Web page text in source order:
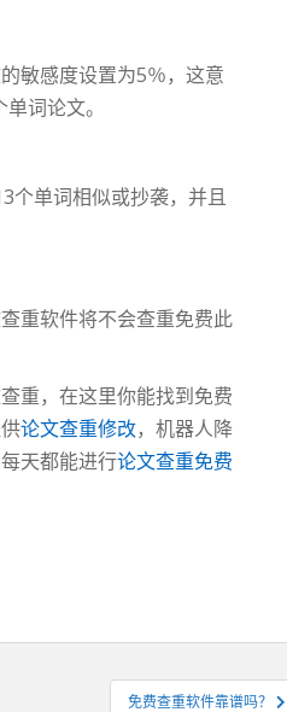
敏感度设置为5％，这意
词论文。
个单词相似或抄袭，并且
重软件将不会查重免费此
重，在这里你能找到免费
论文查重修改，机器人降
天都能进行论文查重免费
免费查重软件靠谱吗？